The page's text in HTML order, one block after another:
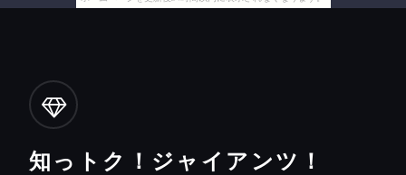
知っトク！ジャイアンツ！